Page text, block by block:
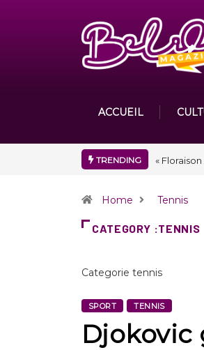
ACCUEIL
TRENDING «
Home Tennis
CATEGORY :TENNIS
Categorie tennis
SPORT TENNIS
Djokovic